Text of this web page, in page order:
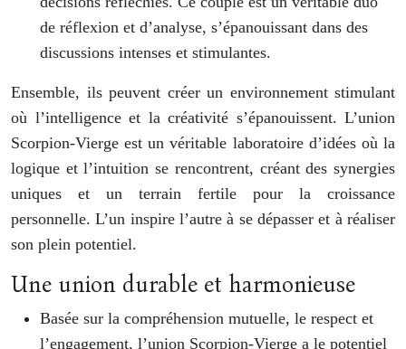
de réflexion et d’analyse, s’épanouissant dans des
discussions intenses et stimulantes.
Ensemble, ils peuvent créer un environnement stimulant
où l’intelligence et la créativité s’épanouissent. L’union
Scorpion-Vierge est un véritable laboratoire d’idées où la
logique et l’intuition se rencontrent, créant des synergies
uniques et un terrain fertile pour la croissance
personnelle. L’un inspire l’autre à se dépasser et à réaliser
son plein potentiel.
Une union durable et harmonieuse
Basée sur la compréhension mutuelle, le respect et
l’engagement, l’union Scorpion-Vierge a le potentiel